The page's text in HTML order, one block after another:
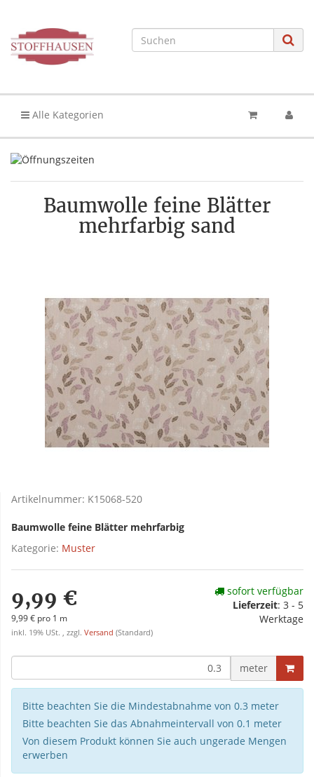
Alle Kategorien
Baumwolle feine Blätter
mehrfarbig sand
Artikelnummer: K15068-520
Baumwolle feine Blätter mehrfarbig
Kategorie: Muster
9,99 €
9,99 € pro 1 m
inkl. 19% USt. , zzgl. Versand (Standard)
sofort verfügbar
Lieferzeit: 3 - 5
Werktage
meter
Bitte beachten Sie die Mindestabnahme von 0.3 meter
Bitte beachten Sie das Abnahmeintervall von 0.1 meter
Von diesem Produkt können Sie auch ungerade Mengen
erwerben